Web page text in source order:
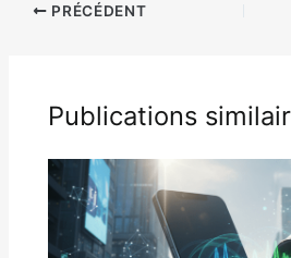
PRÉCÉDENT
Publications